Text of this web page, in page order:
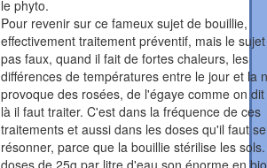
le phyto.
Pour revenir sur ce fameux sujet de bouillie,
effectivement traitement préventif, mais le
pas faux, quand il fait de fortes chaleurs, les
différences de températures entre le jour et la
provoque des rosées, de l'égaye comme on
là il faut traiter. C'est dans la fréquence de ces
traitements et aussi dans les doses qu'il faut se
résonner, parce que la bouillie stérilise les